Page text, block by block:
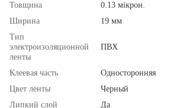
Товщина
0.13 мікрон.
Ширина
19 мм
Тип
электроизоляционной
ленты
ПВХ
Клеевая часть
Односторонняя
Цвет ленты
Черный
Липкий слой
Да